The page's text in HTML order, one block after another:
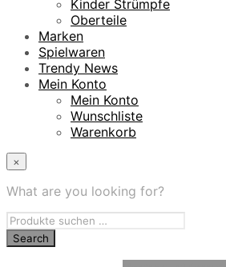
Kinder Strümpfe
Oberteile
Marken
Spielwaren
Trendy News
Mein Konto
Mein Konto
Wunschliste
Warenkorb
×
What are you looking for?